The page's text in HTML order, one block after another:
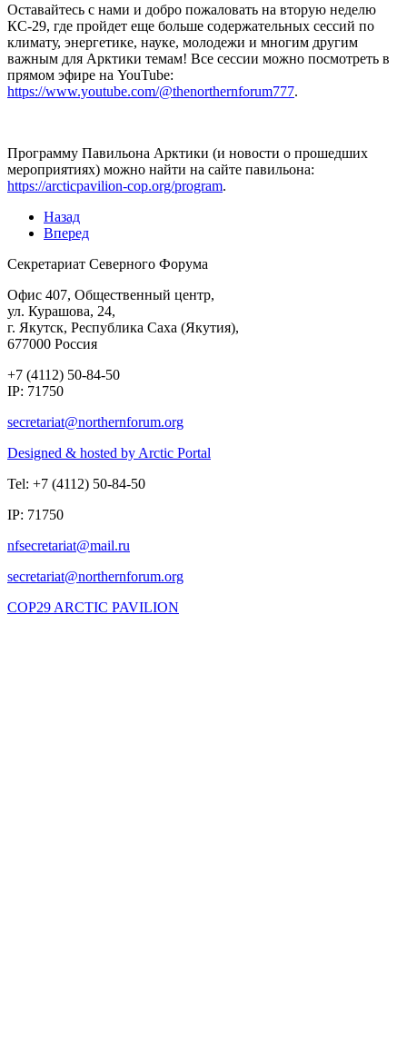
Оставайтесь с нами и добро пожаловать на вторую неделю
КС-29, где пройдет еще больше содержательных сессий по
климату, энергетике, науке, молодежи и многим другим
важным для Арктики темам! Все сессии можно посмотреть в
прямом эфире на YouTube:
https://www.youtube.com/@thenorthernforum777.
Программу Павильона Арктики (и новости о прошедших
мероприятиях) можно найти на сайте павильона:
https://arcticpavilion-cop.org/program.
Назад
Вперед
Секретариат Северного Форума
Офис 407, Общественный центр,
ул. Курашова, 24,
г. Якутск, Республика Саха (Якутия),
677000 Россия
+7 (4112) 50-84-50
IP: 71750
Designed & hosted by Arctic Portal
Tel: +7 (4112) 50-84-50
IP: 71750
COP29 ARCTIC PAVILION